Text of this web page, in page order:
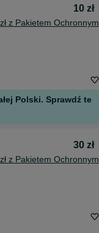
10 zł
z Pakietem Ochronnym
Polski. Sprawdź te
30 zł
z Pakietem Ochronnym